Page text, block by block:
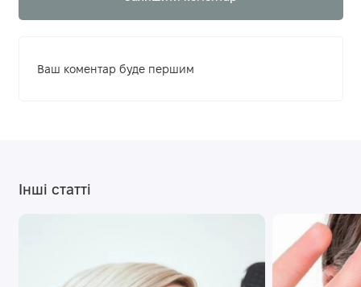
Ваш коментар буде першим
Інші статті